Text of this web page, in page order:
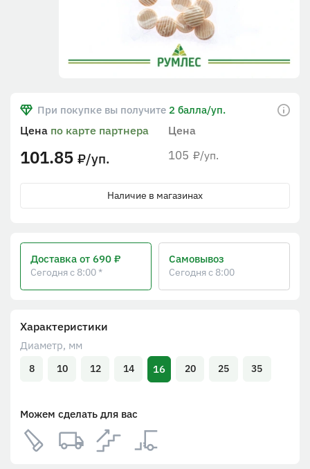
Характеристики
Диаметр, мм
8 10 12 14 16 20 25 35
Можем сделать для вас
При покупке вы получите 2 балла/уп.
Цена
105 ₽/уп.
Цена по карте партнера
101.85 ₽/уп.
Наличие в магазинах
Доставка от 690 ₽
Сегодня с 8:00 *
Самовывоз
Сегодня с 8:00